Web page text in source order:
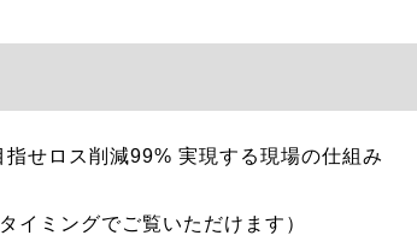
ロス削減99% 実現する現場の仕組み
イミングでご覧いただけます）